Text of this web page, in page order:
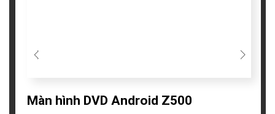
Màn hình DVD Android Z500